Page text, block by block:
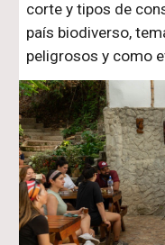
corte y tipos de
país biodiverso,
peligrosos y como